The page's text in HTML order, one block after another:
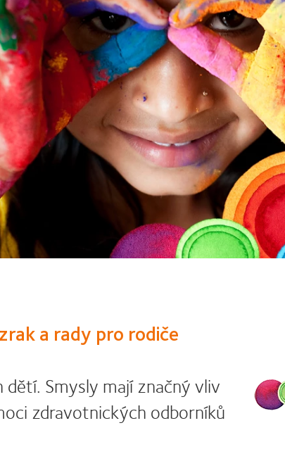
a rady pro rodiče
dětí. Smysly mají značný vliv
zdravotnických odborníků